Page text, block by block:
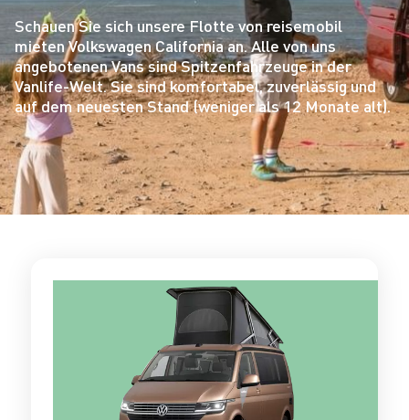
Schauen Sie sich unsere Flotte von reisemobil
mieten Volkswagen California an. Alle von uns
angebotenen Vans sind Spitzenfahrzeuge in der
Vanlife-Welt. Sie sind komfortabel, zuverlässig und
auf dem neuesten Stand (weniger als 12 Monate alt).